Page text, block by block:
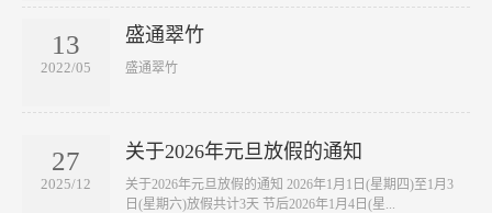
13
2022/05
盛通翠竹
​盛通翠竹
27
2025/12
关于2026年元旦放假的通知
关于2026年元旦放假的通知 2026年1月1日(星期四)至1月3
日(星期六)放假共计3天 节后2026年1月4日(星...